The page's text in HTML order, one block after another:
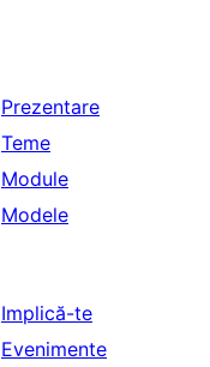
Prezentare
Teme
Module
Modele
Implică-te
Evenimente